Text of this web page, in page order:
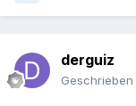
derguiz
Geschrieben